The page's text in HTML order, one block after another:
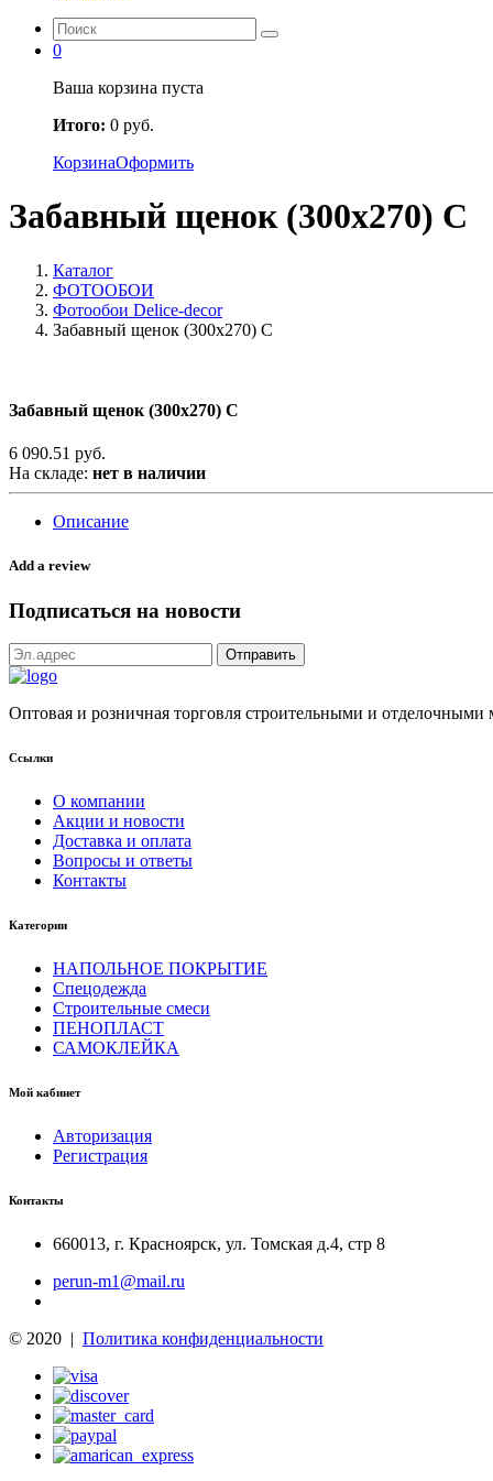
0
Ваша корзина пуста
Итого: 0 руб.
КорзинаОформить
Забавный щенок (300х270) C
Каталог
ФОТООБОИ
Фотообои Delice-decor
Забавный щенок (300х270) C
Забавный щенок (300х270) C
6 090.51 руб.
На складе: нет в наличии
Описание
Add a review
Подписаться на новости
Оптовая и розничная торговля строительными и отделочными
Ссылки
О компании
Акции и новости
Доставка и оплата
Вопросы и ответы
Контакты
Категории
НАПОЛЬНОЕ ПОКРЫТИЕ
Спецодежда
Строительные смеси
ПЕНОПЛАСТ
САМОКЛЕЙКА
Мой кабинет
Авторизация
Регистрация
Контакты
660013, г. Красноярск, ул. Томская д.4, стр 8
perun-m1@mail.ru
© 2020 | Политика конфиденциальности